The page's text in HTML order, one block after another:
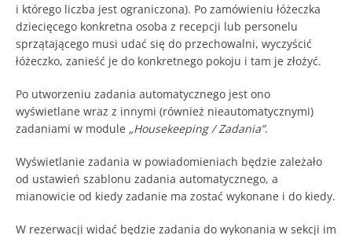
i którego liczba jest ograniczona). Po zamówieniu łóżeczka
dziecięcego konkretna osoba z recepcji lub personelu
sprzątającego musi udać się do przechowalni, wyczyścić
łóżeczko, zanieść je do konkretnego pokoju i tam je złożyć.
Po utworzeniu zadania automatycznego jest ono
wyświetlane wraz z innymi (również nieautomatycznymi)
zadaniami w module „Housekeeping / Zadania”.
Wyświetlanie zadania w powiadomieniach będzie zależało
od ustawień szablonu zadania automatycznego, a
mianowicie od kiedy zadanie ma zostać wykonane i do kiedy.
W rezerwacji widać będzie zadania do wykonania w sekcji im